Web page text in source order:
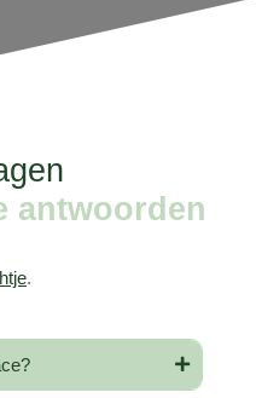
antwoorden
.